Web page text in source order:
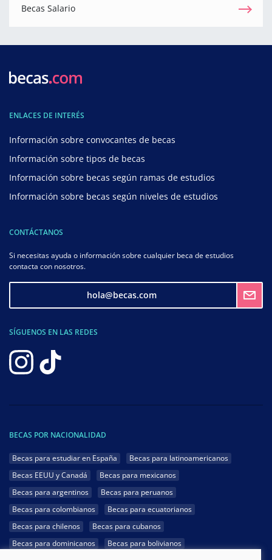
Becas Salario
ENLACES DE INTERÉS
Información sobre convocantes de becas
Información sobre tipos de becas
Información sobre becas según ramas de estudios
Información sobre becas según niveles de estudios
CONTÁCTANOS
Si necesitas ayuda o información sobre cualquier beca de estudios
contacta con nosotros.
hola@becas.com
SÍGUENOS EN LAS REDES
BECAS POR NACIONALIDAD
Becas para estudiar en España
Becas para latinoamericanos
Becas EEUU y Canadá
Becas para mexicanos
Becas para argentinos
Becas para peruanos
Becas para colombianos
Becas para ecuatorianos
Becas para chilenos
Becas para cubanos
Becas para dominicanos
Becas para bolivianos